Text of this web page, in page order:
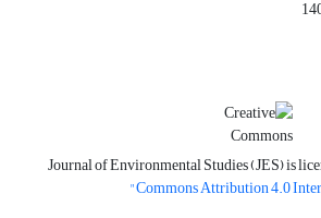
Journal of Environmental Studies (JES) is
Commons Attribution 4.0